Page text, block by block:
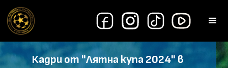
Кадри от "Лятна купа 2024" в